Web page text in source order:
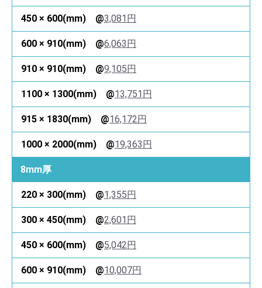
3,081円
6,063円
9,105円
13,751円
16,172円
19,363円
8mm厚
1,355円
2,601円
5,042円
10,007円